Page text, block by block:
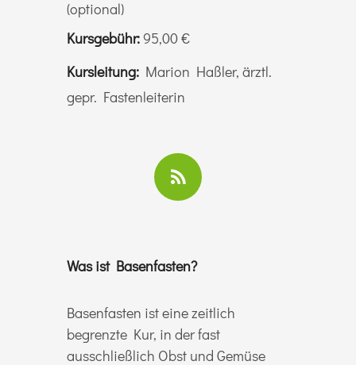
(optional)
Kursgebühr:95,00 €
Kursleitung: Marion Haßler, ärztl.
gepr. Fastenleiterin
Was ist Basenfasten?
Basenfasten ist eine zeitlich
begrenzte Kur, in der fast
ausschließlich Obst und Gemüse